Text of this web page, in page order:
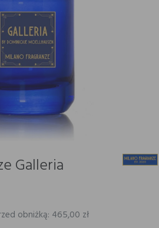
Galleria
obniżką: 465,00 zł